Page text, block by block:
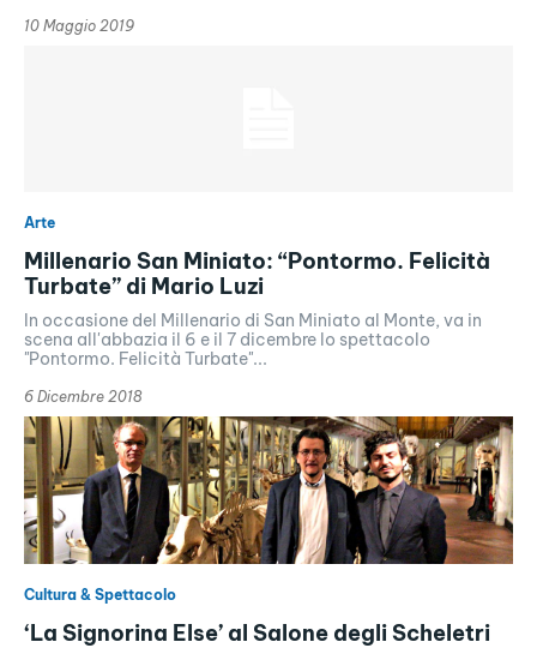
10 Maggio 2019
Arte
Millenario San Miniato: “Pontormo. Felicità
Turbate” di Mario Luzi
In occasione del Millenario di San Miniato al Monte, va in
scena all'abbazia il 6 e il 7 dicembre lo spettacolo
"Pontormo. Felicità Turbate"...
6 Dicembre 2018
Cultura & Spettacolo
‘La Signorina Else’ al Salone degli Scheletri